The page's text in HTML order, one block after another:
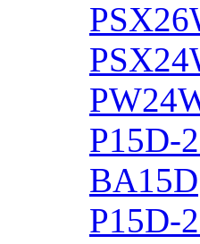
P15D-
BA15D
P15D-